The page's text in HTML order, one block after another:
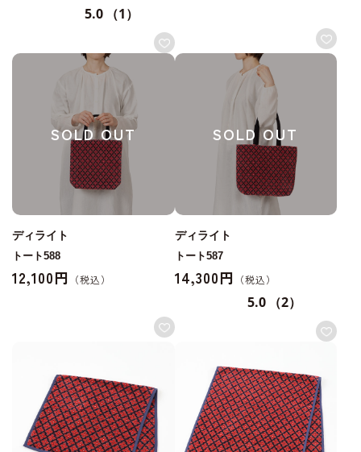
5.0 （1）
SOLD OUT
ディライト
トート588
12,100円
SOLD OUT
ディライト
トート587
14,300円
5.0 （2）